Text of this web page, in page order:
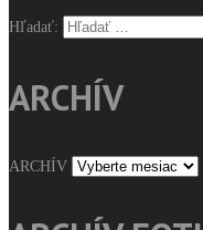
Hľadať:
ARCHÍV
ARCHÍV